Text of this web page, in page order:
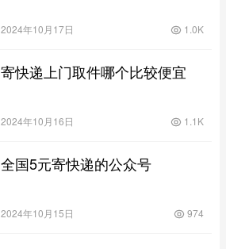
2024年10月17日 1.0K
寄快递上门取件哪个比较便宜
2024年10月16日 1.1K
全国5元寄快递的公众号
2024年10月15日 974